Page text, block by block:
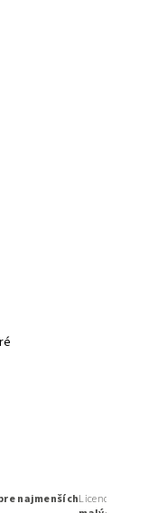
najmenšíchLicencovaný